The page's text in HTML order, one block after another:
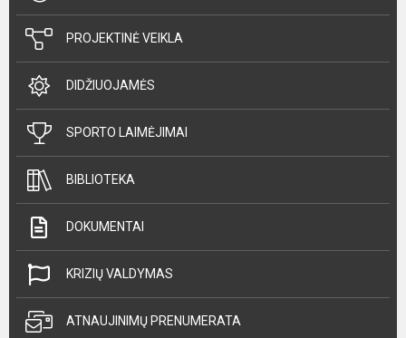
PROJEKTINĖ VEIKLA
DIDŽIUOJAMĖS
SPORTO LAIMĖJIMAI
BIBLIOTEKA
DOKUMENTAI
KRIZIŲ VALDYMAS
ATNAUJINIMŲ PRENUMERATA